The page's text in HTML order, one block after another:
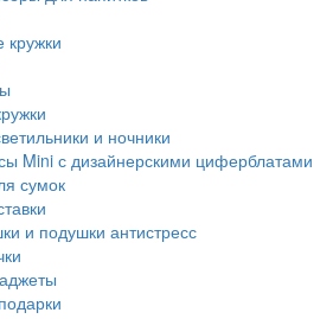
кружки
и ночники
Mini с дизайнерскими циферблатами
сумок
и подушки антистресс